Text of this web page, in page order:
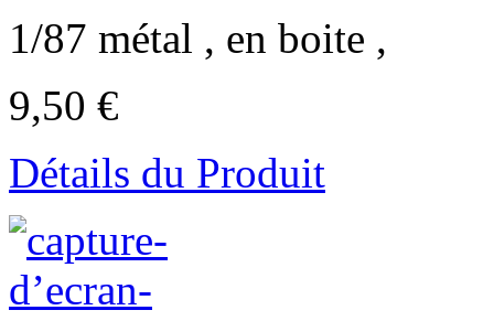
1/87 métal , en boite ,
9,50 €
Détails du Produit